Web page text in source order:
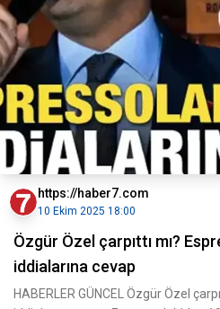
https://haber7.com
10 Ekim 2025 18:00
Özgür Özel çarpıttı mı?
iddialarına cevap
HABERLER GÜNCEL Özgür Özel